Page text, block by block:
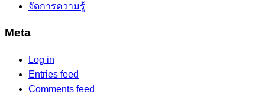
จัดการความรู้
Meta
Log in
Entries feed
Comments feed